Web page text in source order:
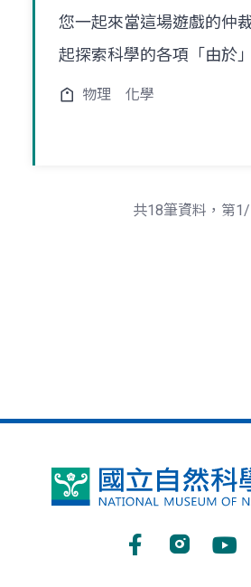
您一起來當這場遊戲的仲
起探索科學的各項「由於
物理 化學
共18筆資料，第
國